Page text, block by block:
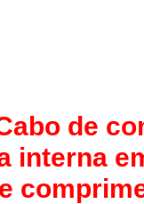
de
interna